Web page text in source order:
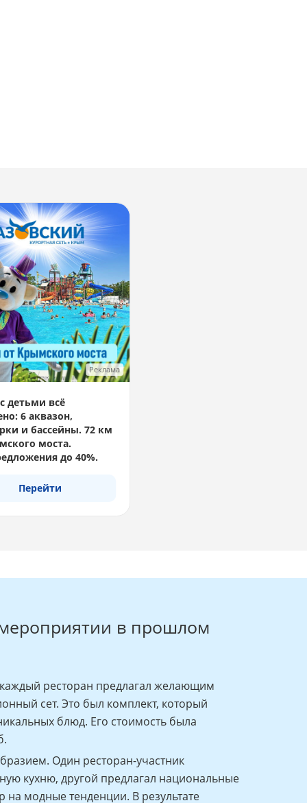
Реклама
детьми всё
6 аквазон,
и бассейны. 72 км
моста.
до 40%.
Перейти
в прошлом
ресторан предлагал желающим
сет. Это был комплект, который
блюд. Его стоимость была
Один ресторан-участник
кухню, другой предлагал национальные
на модные тенденции. В результате